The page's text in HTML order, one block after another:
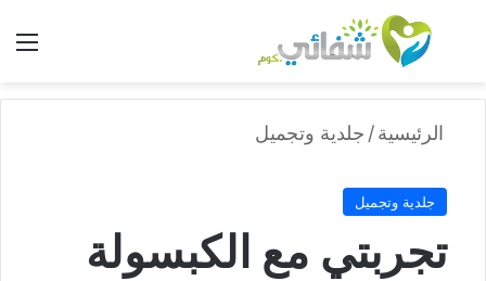
بحث عن
الرئيسية/ جلدية وتجميل
جلدية وتجميل
تجربتي مع الكبسولة